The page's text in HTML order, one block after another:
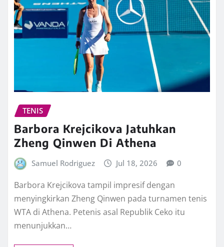
TENIS
Barbora Krejcikova Jatuhkan
Zheng Qinwen Di Athena
Samuel Rodriguez Jul 18, 2026 0
Barbora Krejcikova tampil impresif dengan
menyingkirkan Zheng Qinwen pada turnamen tenis
WTA di Athena. Petenis asal Republik Ceko itu
menunjukkan…